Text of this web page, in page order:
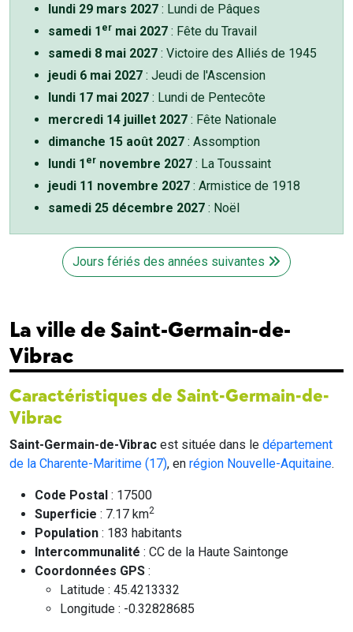
lundi 29 mars 2027 : Lundi de Pâques
samedi 1 er mai 2027 : Fête du Travail
samedi 8 mai 2027 : Victoire des Alliés de 1945
jeudi 6 mai 2027 : Jeudi de l'Ascension
lundi 17 mai 2027 : Lundi de Pentecôte
mercredi 14 juillet 2027 : Fête Nationale
dimanche 15 août 2027 : Assomption
lundi 1 er novembre 2027 : La Toussaint
jeudi 11 novembre 2027 : Armistice de 1918
samedi 25 décembre 2027 : Noël
Jours fériés des années suivantes
La ville de Saint-Germain-de-
Vibrac
Caractéristiques de Saint-Germain-de-
Vibrac
Saint-Germain-de-Vibrac est située dans le département
de la Charente-Maritime (17), en région Nouvelle-Aquitaine.
Code Postal : 17500
Superficie : 7.17 km2
Population : 183 habitants
Intercommunalité : CC de la Haute Saintonge
Coordonnées GPS :
Latitude : 45.4213332
Longitude : -0.32828685